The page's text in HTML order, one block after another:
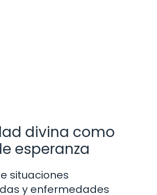
divina como
esperanza
situaciones
y enfermedades